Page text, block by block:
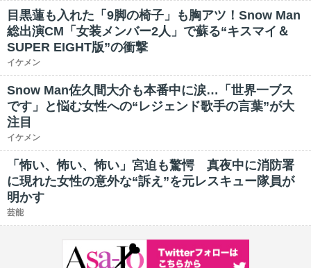
目黒蓮も入れた「9脚の椅子」も胸アツ！Snow Man
総出演CM「女装メンバー2人」で蘇る“キスマイ＆
SUPER EIGHT版”の衝撃
イケメン
Snow Man佐久間大介も本番中に涙…「世界一ブス
です」と悩む女性への“レジェンド歌手の言葉”が大
注目
イケメン
「怖い、怖い、怖い」宮迫も驚愕 真夜中に消防署
に現れた女性の意外な“訴え”を元レスキュー隊員が
明かす
芸能